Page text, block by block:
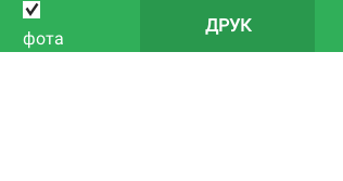
фота
ДРУК